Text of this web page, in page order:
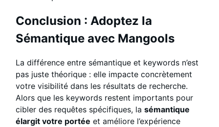
Conclusion : Adoptez la
Sémantique avec Mangools
La différence entre sémantique et keywords n’est
pas juste théorique : elle impacte concrètement
votre visibilité dans les résultats de recherche.
Alors que les keywords restent importants pour
cibler des requêtes spécifiques, la sémantique
élargit votre portée et améliore l’expérience